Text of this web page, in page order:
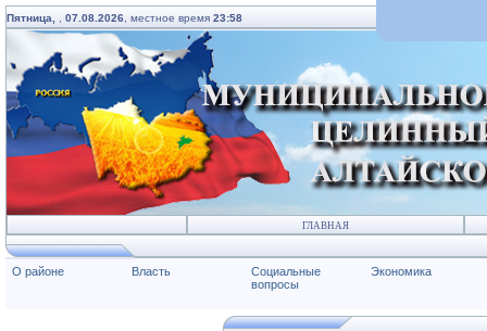
Пятница, 07.08.2026 , местное время 23:58
ГЛАВНАЯ
О районе Власть
Социальные
вопросы
Экономика